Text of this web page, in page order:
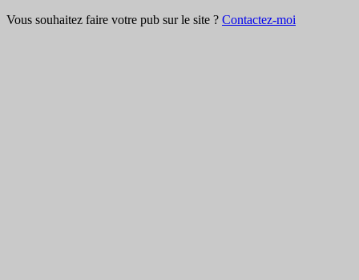
Vous souhaitez faire votre pub sur le site ? Contactez-moi